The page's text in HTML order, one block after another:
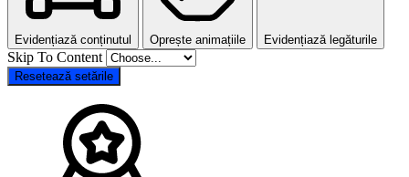
Evidențiază conținutul Oprește animațiile Evidențiază legăturile
Skip To Content
Resetează setările